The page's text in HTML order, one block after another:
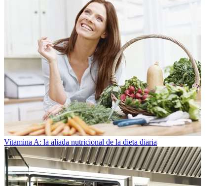
Vitamina A: la aliada nutricional de la dieta diaria